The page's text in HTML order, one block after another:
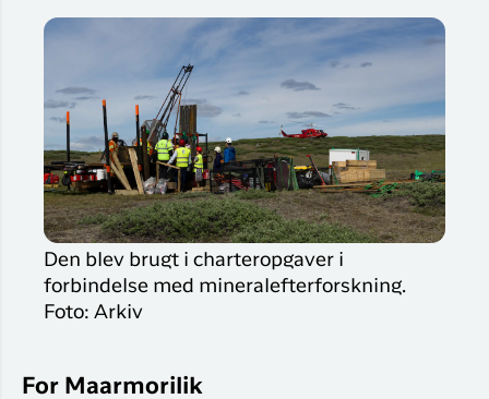
Den blev brugt i charteropgaver i
forbindelse med mineralefterforskning.
Foto: Arkiv
For Maarmorilik